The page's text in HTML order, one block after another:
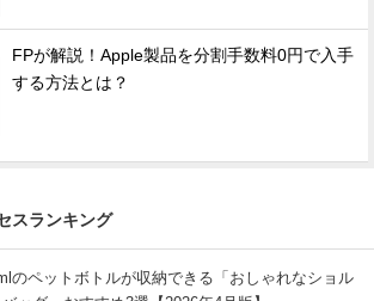
FPが解説！Apple製品を分割手数料0円で入手
する方法とは？
スランキング
のペットボトルが収納できる「おしゃれなショル